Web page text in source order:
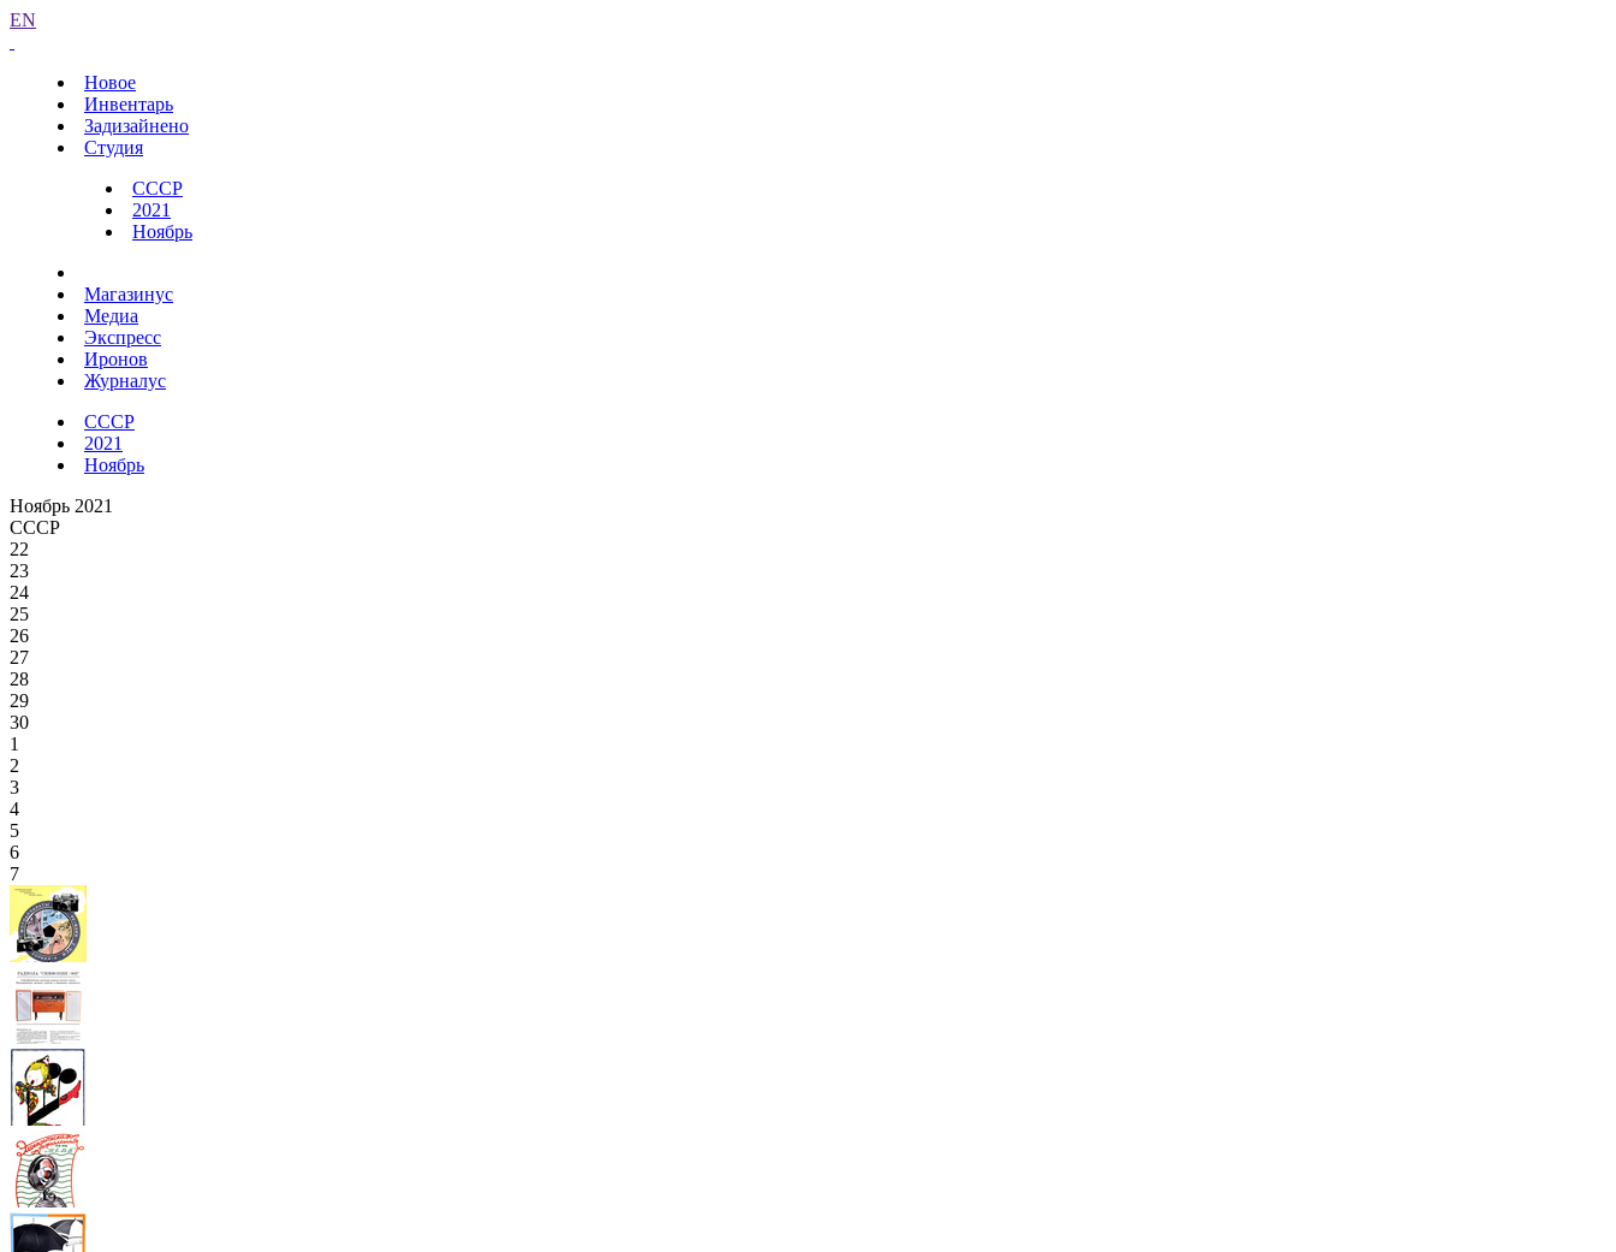
EN
Новое
Инвентарь
Задизайнено
Студия
СССР
2021
Ноябрь
Магазинус
Медиа
Экспресс
Иронов
Журналус
СССР
2021
Ноябрь
Ноябрь 2021
СССР
22
23
24
25
26
27
28
29
30
1
2
3
4
5
6
7